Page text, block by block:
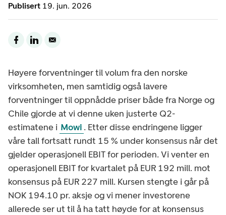
Publisert 19. jun. 2026
Høyere forventninger til volum fra den norske
virksomheten, men samtidig også lavere
forventninger til oppnådde priser både fra Norge og
Chile gjorde at vi denne uken justerte Q2-
estimatene i Mowi . Etter disse endringene ligger
våre tall fortsatt rundt 15 % under konsensus når det
gjelder operasjonell EBIT for perioden. Vi venter en
operasjonell EBIT for kvartalet på EUR 192 mill. mot
konsensus på EUR 227 mill. Kursen stengte i går på
NOK 194.10 pr. aksje og vi mener investorene
allerede ser ut til å ha tatt høyde for at konsensus